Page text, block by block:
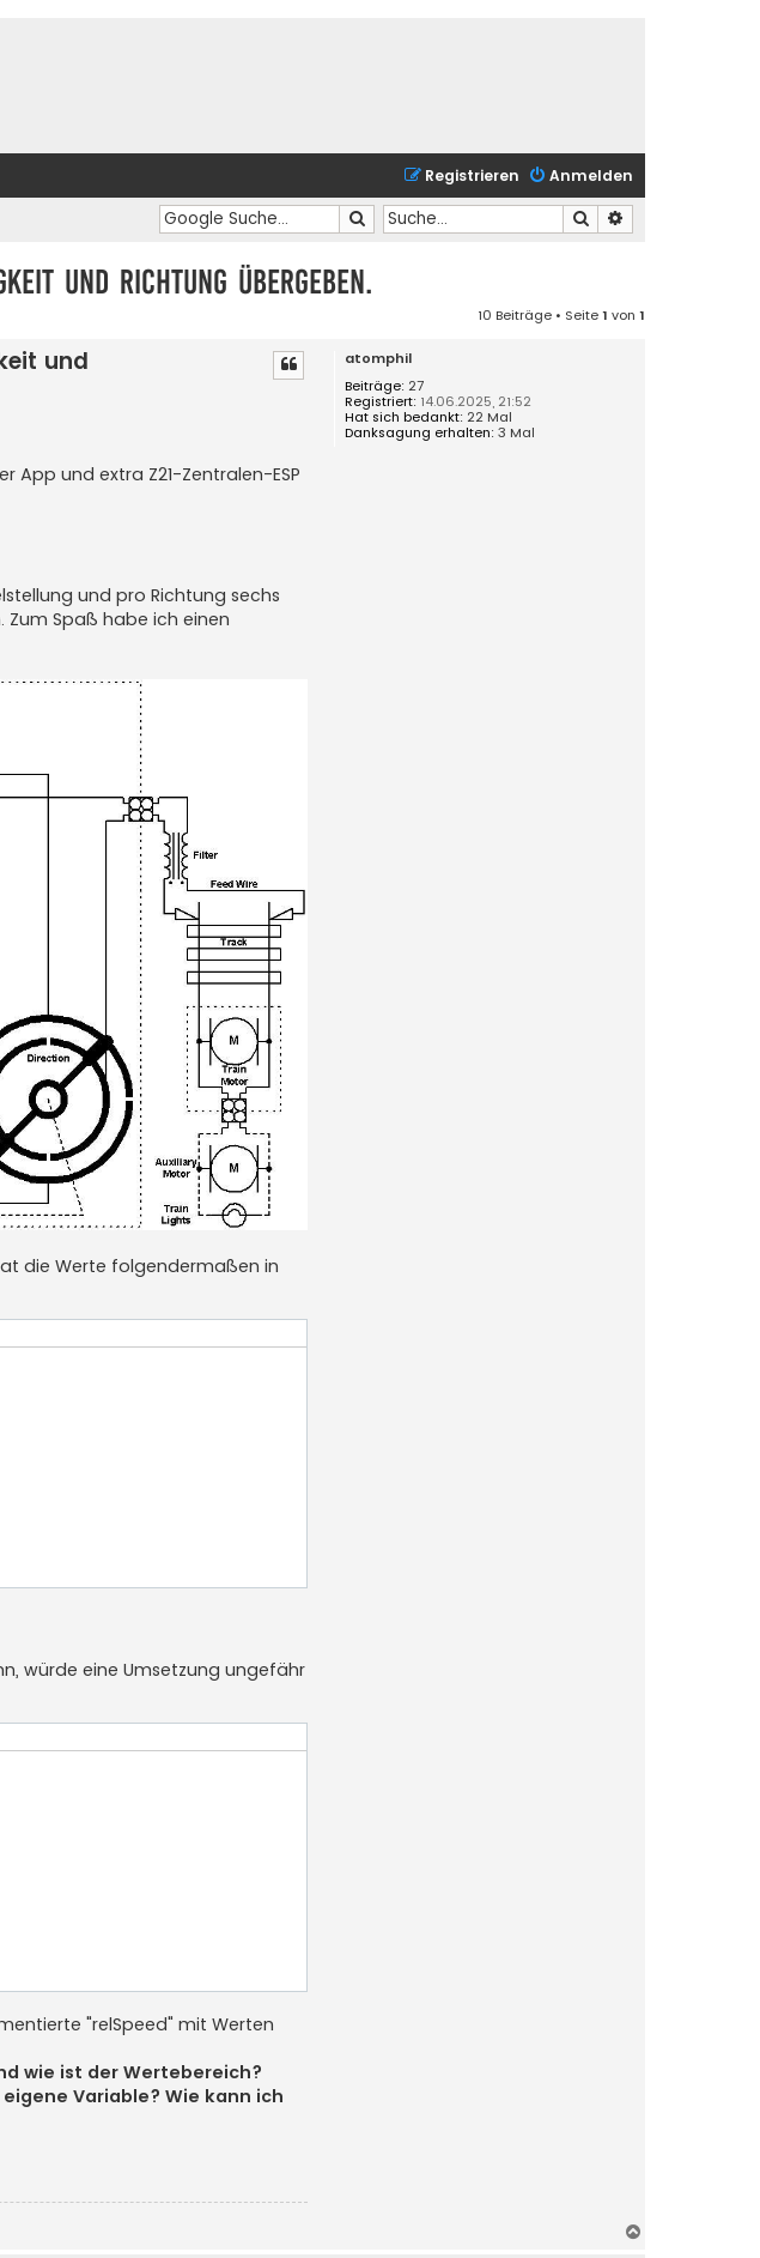
Anmelden
Registrieren
Suche
Suche
und Richtung übergeben.
10 Beiträge • Seite1 von 1
atomphil
Beiträge: 27
Registriert: 14.06.2025, 21:52
Hat sich bedankt: 22 Mal
Danksagung erhalten: 3 Mal
und
und extra Z21-Zentralen-ESP
und pro Richtung sechs
Zum Spaß habe ich einen
die Werte folgendermaßen in
würde eine Umsetzung ungefähr
"relSpeed" mit Werten
wie ist der Wertebereich?
Variable? Wie kann ich